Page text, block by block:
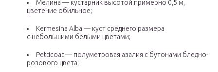
Мелина — кустарник высотой примерно 0,5 м,
цветение обильное;
Kermesina Alba — куст среднего размера
с небольшими белыми цветами;
Petticoat — полуметровая азалия с бутонами бледно-
розового цвета;